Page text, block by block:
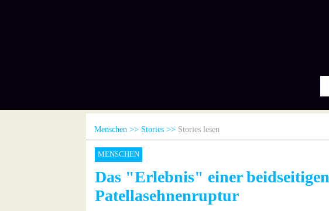
Menschen Stories Stories lesen
MENSCHEN
Das "Erlebnis" einer beidseitigen
Patellasehnenruptur